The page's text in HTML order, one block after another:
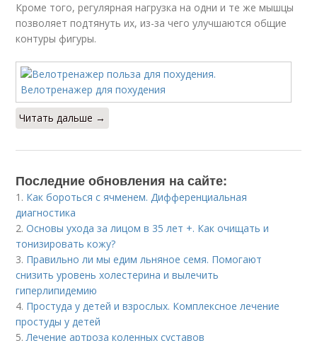
Кроме того, регулярная нагрузка на одни и те же мышцы
позволяет подтянуть их, из-за чего улучшаются общие
контуры фигуры.
Читать дальше →
Последние обновления на сайте:
1. Как бороться с ячменем. Дифференциальная
диагностика
2.Основы ухода за лицом в 35 лет +. Как очищать и
тонизировать кожу?
3. Правильно ли мы едим льняное семя. Помогают
снизить уровень холестерина и вылечить
гиперлипидемию
4. Простуда у детей и взрослых. Комплексное лечение
простуды у детей
5.Лечение артроза коленных суставов